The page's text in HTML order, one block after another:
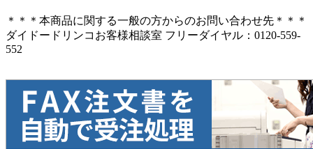
＊＊＊本商品に関する一般の方からのお問い合わせ先＊＊＊
ダイドードリンコお客様相談室 フリーダイヤル：0120-559-
552